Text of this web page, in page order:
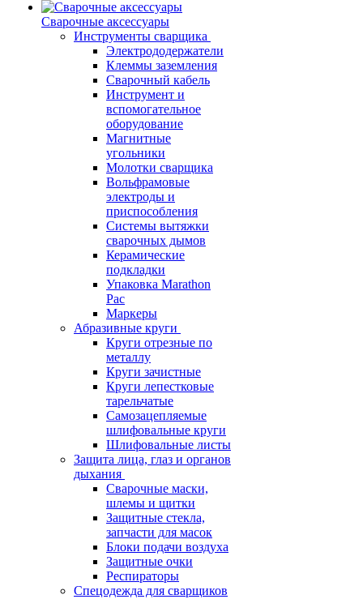
Сварочные аксессуары
Инструменты сварщика
Электрододержатели
Клеммы заземления
Сварочный кабель
Инструмент и
вспомогательное
оборудование
Магнитные
угольники
Молотки сварщика
Вольфрамовые
электроды и
приспособления
Системы вытяжки
сварочных дымов
Керамические
подкладки
Упаковка Marathon
Pac
Маркеры
Абразивные круги
Круги отрезные по
металлу
Круги зачистные
Круги лепестковые
тарельчатые
Самозацепляемые
шлифовальные круги
Шлифовальные листы
Защита лица, глаз и органов
дыхания
Сварочные маски,
шлемы и щитки
Защитные стекла,
запчасти для масок
Блоки подачи воздуха
Защитные очки
Респираторы
Спецодежда для сварщиков